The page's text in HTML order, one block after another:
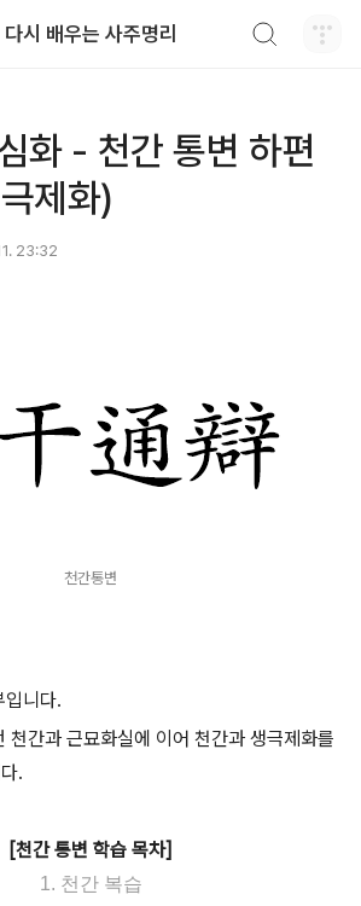
다시 배우는 사주명리
화 - 천간 통변 하편
제화)
23:32
천간통변
입니다.
천간과 근묘화실에 이어 천간과 생극제화를
.
[천간 통변 학습 목차]
1. 천간 복습